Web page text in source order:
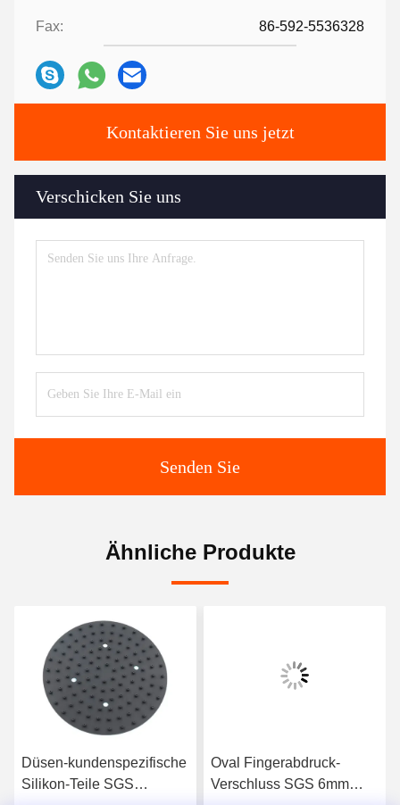
Fax: 86-592-5536328
Kontaktieren Sie uns jetzt
Verschicken Sie uns
Senden Sie
Ähnliche Produkte
Düsen-kundenspezifische
Silikon-Teile SGS
Oval Fingerabdruck-
Verschluss SGS 6mm